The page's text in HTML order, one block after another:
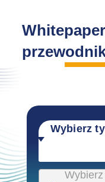
Wybierz typ